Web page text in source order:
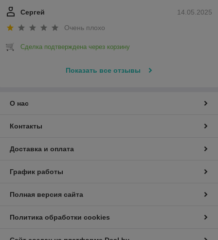
14.05.2025
Сергей
Очень плохо
Сделка подтверждена через корзину
Показать все отзывы
О нас
Контакты
Доставка и оплата
График работы
Полная версия сайта
Политика обработки cookies